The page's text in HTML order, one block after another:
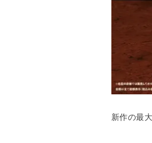
新作の最